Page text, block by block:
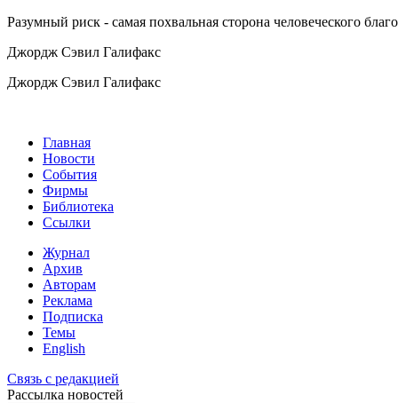
Разумный риск - самая похвальная сторона человеческого
Джордж Сэвил Галифакс
Джордж Сэвил Галифакс
Главная
Новости
События
Фирмы
Библиотека
Ссылки
Журнал
Архив
Авторам
Реклама
Подписка
Темы
English
Связь с редакцией
Рассылка новостей